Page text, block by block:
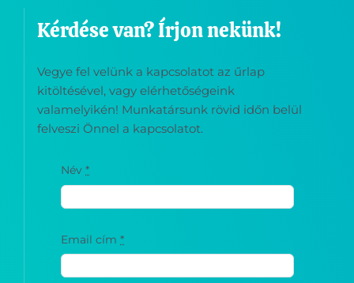
Kérdése van? Írjon nekünk!
Vegye fel velünk a kapcsolatot az űrlap
kitöltésével, vagy elérhetőségeink
valamelyikén! Munkatársunk rövid időn belül
felveszi Önnel a kapcsolatot.
Név*
Email cím*